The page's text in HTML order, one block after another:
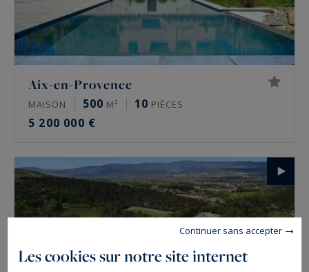
Aix-en-Provence
MAISON 500 M² 10 PIÈCES
5 200 000 €
Les cookies sur notre site internet
Continuer sans accepter